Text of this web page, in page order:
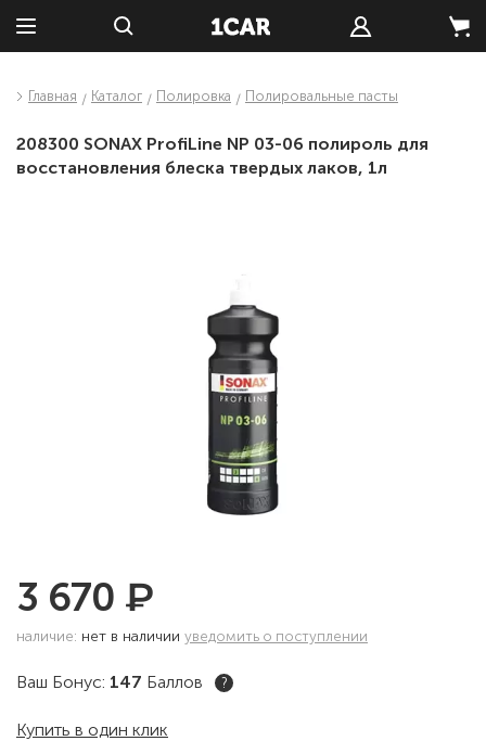
Главная Каталог Полировка Полировальные пасты
208300 SONAX ProfiLine NP 03-06 полироль для
восстановления блеска твердых лаков, 1л
3 670 ₽
наличие: нет в наличии уведомить о поступлении
Ваш Бонус: 147 Баллов ?
Купить в один клик